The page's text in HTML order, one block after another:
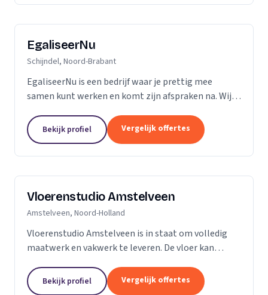
EgaliseerNu
Schijndel, Noord-Brabant
EgaliseerNu is een bedrijf waar je prettig mee
samen kunt werken en komt zijn afspraken na. Wij
uitziet.Bekijk profiel Vergelijk offertes
Vloerenstudio Amstelveen
Amstelveen, Noord-Holland
Vloerenstudio Amstelveen is in staat om volledig
maatwerk en vakwerk te leveren. De vloer kan
om type materiaal, kleur, afmeting of uitstraling.
Geen...
Bekijk profiel Vergelijk offertes